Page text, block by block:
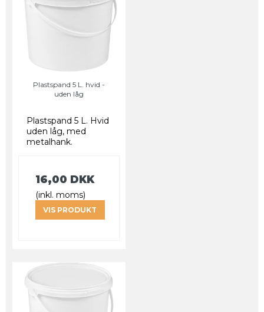
Plastspand 5 L. hvid -
uden låg
Plastspand 5 L. Hvid
uden låg, med
metalhank.
16,00 DKK
(inkl. moms)
VIS PRODUKT